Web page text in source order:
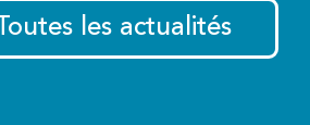
Toutes les actualités